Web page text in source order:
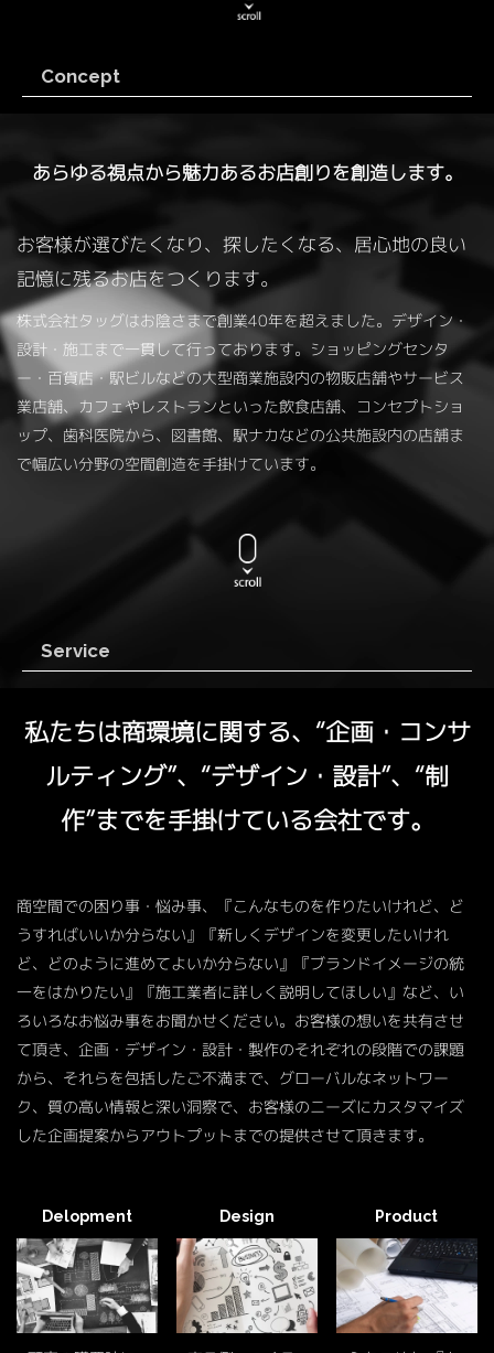
Concept
あらゆる視点から魅力あるお店創りを創造します。
お客様が選びたくなり、探したくなる、居心地の良い
記憶に残るお店をつくります。
株式会社タッグはお陰さまで創業40年を超えました。デザイン・
設計・施工まで一貫して行っております。ショッピングセンタ
ー・百貨店・駅ビルなどの大型商業施設内の物販店舗やサービス
業店舗、カフェやレストランといった飲食店舗、コンセプトショ
ップ、歯科医院から、図書館、駅ナカなどの公共施設内の店舗ま
で幅広い分野の空間創造を手掛けています。
Service
私たちは商環境に関する、“企画・コンサ
ルティング”、“デザイン・設計”、“制
作”までを手掛けている会社です。
商空間での困り事・悩み事、『こんなものを作りたいけれど、ど
うすればいいか分らない』『新しくデザインを変更したいけれ
ど、どのように進めてよいか分らない』『ブランドイメージの統
一をはかりたい』『施工業者に詳しく説明してほしい』など、い
ろいろなお悩み事をお聞かせください。お客様の想いを共有させ
て頂き、企画・デザイン・設計・製作のそれぞれの段階での課題
から、それらを包括したご不満まで、グローバルなネットワー
ク、質の高い情報と深い洞察で、お客様のニーズにカスタマイズ
した企画提案からアウトプットまでの提供させて頂きます。
Delopment Design Product